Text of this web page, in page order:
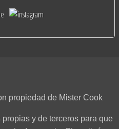
propiedad de Mister Cook
y de terceros para que